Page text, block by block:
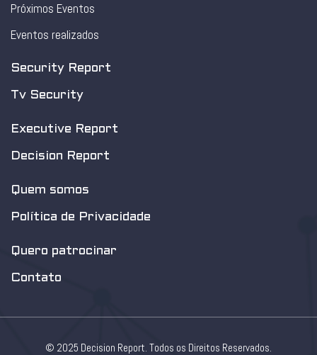
Próximos Eventos
Eventos realizados
Security Report
Tv Security
Executive Report
Decision Report
Quem somos
Política de Privacidade
Quero patrocinar
Contato
© 2025 Decision Report. Todos os Direitos Reservados.